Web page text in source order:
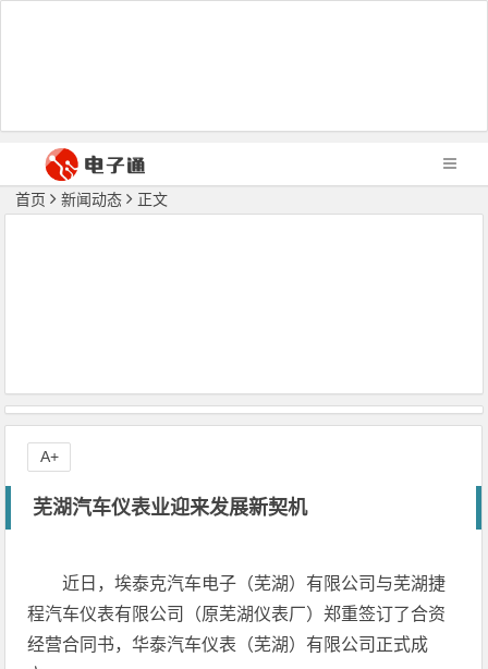
首页 新闻动态 正文
芜湖汽车仪表业迎来发展新契机
近日，埃泰克汽车电子（芜湖）有限公司与芜湖捷
程汽车仪表有限公司（原芜湖仪表厂）郑重签订了合资
经营合同书，华泰汽车仪表（芜湖）有限公司正式成
A+